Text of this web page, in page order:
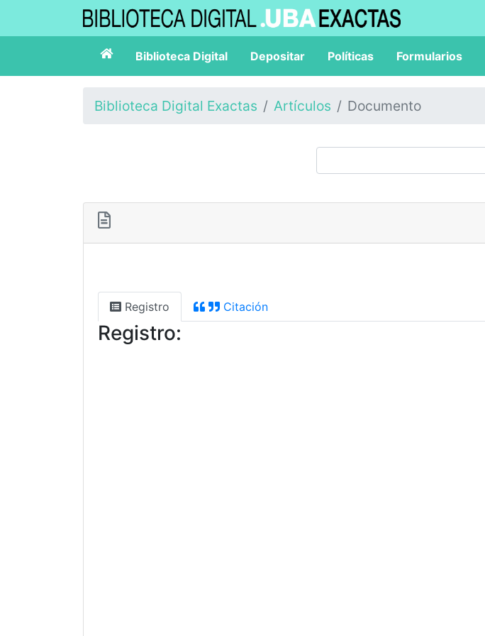
Biblioteca Digital Depositar Políticas Formularios
Biblioteca Digital Exactas Artículos Documento
Registro Citación
Registro: